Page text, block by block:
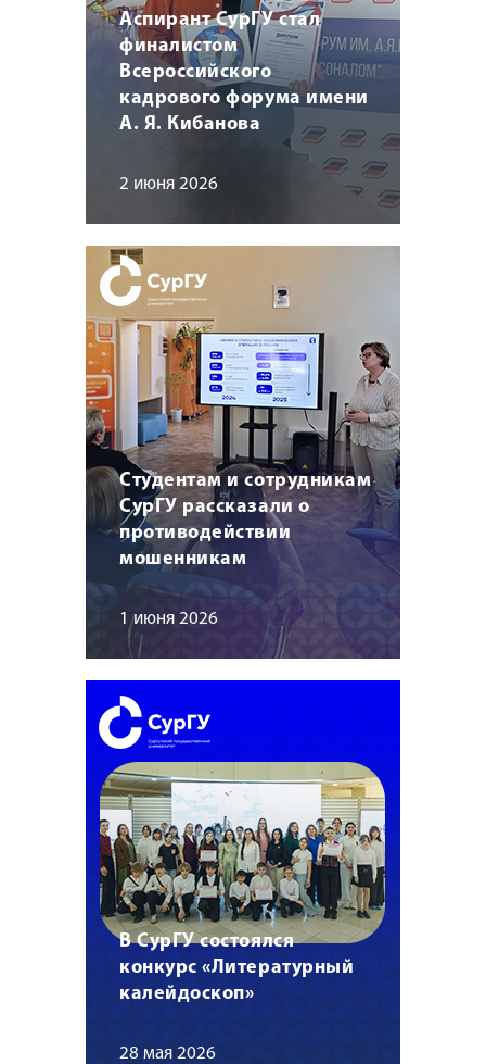
Аспирант СурГУ стал
финалистом
Всероссийского
кадрового форума имени
А. Я. Кибанова
2 июня 2026
Студентам и сотрудникам
СурГУ рассказали о
противодействии
мошенникам
1 июня 2026
В СурГУ состоялся
конкурс «Литературный
калейдоскоп»
28 мая 2026